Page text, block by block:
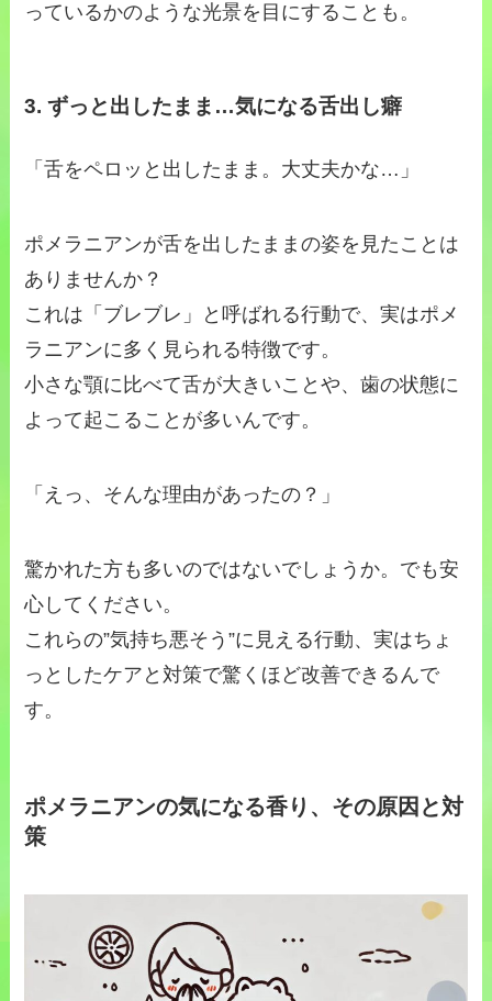
っているかのような光景を目にすることも。
3. ずっと出したまま…気になる舌出し癖
「舌をペロッと出したまま。大丈夫かな…」
ポメラニアンが舌を出したままの姿を見たことは
ありませんか？
これは「ブレブレ」と呼ばれる行動で、実はポメ
ラニアンに多く見られる特徴です。
小さな顎に比べて舌が大きいことや、歯の状態に
よって起こることが多いんです。
「えっ、そんな理由があったの？」
驚かれた方も多いのではないでしょうか。でも安
心してください。
これらの”気持ち悪そう”に見える行動、実はちょ
っとしたケアと対策で驚くほど改善できるんで
す。
ポメラニアンの気になる香り、その原因と対
策